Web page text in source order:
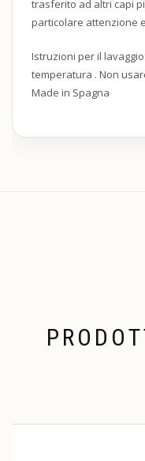
trasferito ad altri capi
particolare attenzione
Istruzioni per il
temperatura . Non
Made in Spagna